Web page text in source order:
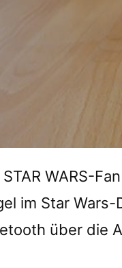
STAR WARS-
im Star
über die